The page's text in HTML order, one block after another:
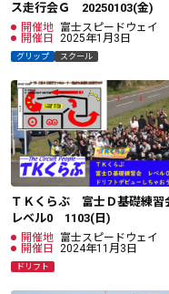
ス走行会Ｇ 20250103(金)
開催地 富士スピードウェイ
開催日
2025年1月3日
グリップ スクール
ＴＫくらぶ 富士Ｄ基礎練
レベル0 1103(日)
開催地 富士スピードウェイ
開催日 2024年11月3日
ドリフト